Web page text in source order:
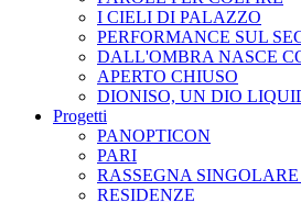
I CIELI DI PALAZZO
PERFORMANCE SUL
DALL'OMBRA NASCE
APERTO CHIUSO
DIONISO, UN DIO
Progetti
PANOPTICON
PARI
RASSEGNA
RESIDENZE